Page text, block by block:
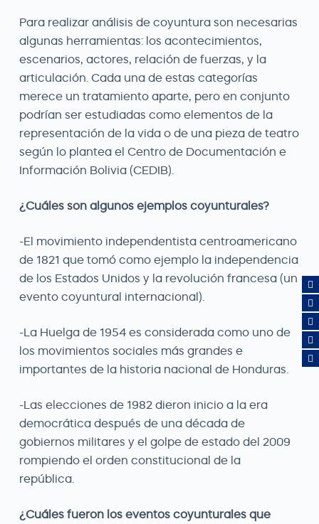
Para realizar análisis de coyuntura son necesarias
algunas herramientas: los acontecimientos,
escenarios, actores, relación de fuerzas, y la
articulación. Cada una de estas categorías
merece un tratamiento aparte, pero en conjunto
podrían ser estudiadas como elementos de la
representación de la vida o de una pieza de teatro
según lo plantea el Centro de Documentación e
Información Bolivia (CEDIB).
¿Cuáles son algunos ejemplos coyunturales?
-El movimiento independentista centroamericano
de 1821 que tomó como ejemplo la independencia
de los Estados Unidos y la revolución francesa (un
evento coyuntural internacional).
-La Huelga de 1954 es considerada como uno de
los movimientos sociales más grandes e
importantes de la historia nacional de Honduras.
-Las elecciones de 1982 dieron inicio a la era
democrática después de una década de
gobiernos militares y el golpe de estado del 2009
rompiendo el orden constitucional de la
república.
¿Cuáles fueron los eventos coyunturales que